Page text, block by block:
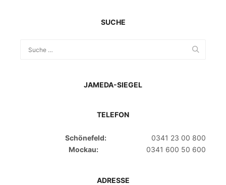
SUCHE
JAMEDA-SIEGEL
TELEFON
Schönefeld:
0341 23 00 800
Mockau:
0341 600 50 600
ADRESSE